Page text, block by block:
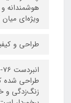
هوشمندانه
ویژه‌ای
طراحی و
طراحی شده
زنگ‌زدگی و